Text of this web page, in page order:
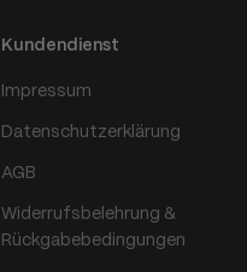
Kundendienst
Impressum
Datenschutzerklärung
AGB
Widerrufsbelehrung &
Rückgabebedingungen